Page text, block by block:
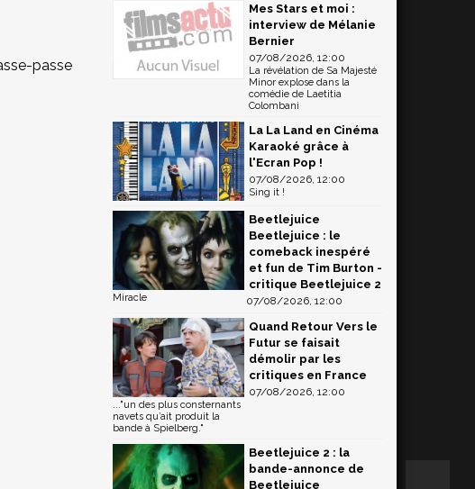
passe
Mes Stars et moi :
interview de Mélanie
Bernier
07/08/2026, 12:00
La révélation de Sa Majesté
Minor explose dans la
comédie de Laetitia
Colombani
La La Land en Cinéma
Karaoké grâce à
l'Ecran Pop !
07/08/2026, 12:00
Sing it !
Beetlejuice
Beetlejuice : le
comeback inespéré
et fun de Tim Burton -
critique Beetlejuice 2
07/08/2026, 12:00
Miracle
Quand Retour Vers le
Futur se faisait
démolir par les
critiques en France
07/08/2026, 12:00
..."un des plus consternants
navets qu’ait produit la
bande à Spielberg."
Beetlejuice 2 : la
bande-annonce de
Beetlejuice